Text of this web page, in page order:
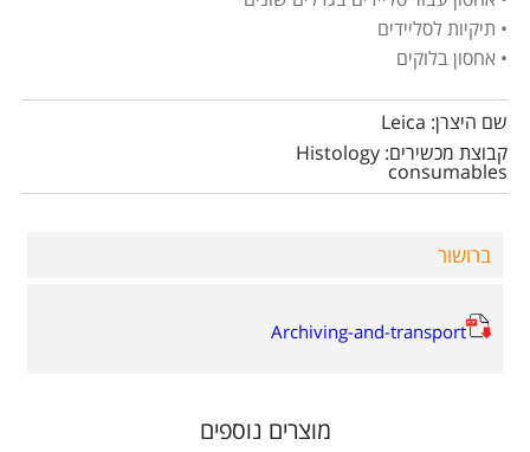
• תיקיות לסליידים
• אחסון בלוקים
שם היצרן: Leica
קבוצת מכשירים: Histology
consumables
ברושור
Archiving-and-transport
מוצרים נוספים